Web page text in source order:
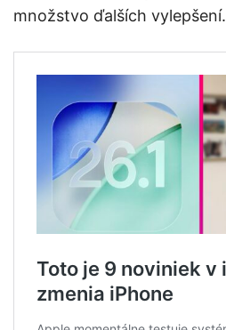
množstvo ďalších vylepšení.